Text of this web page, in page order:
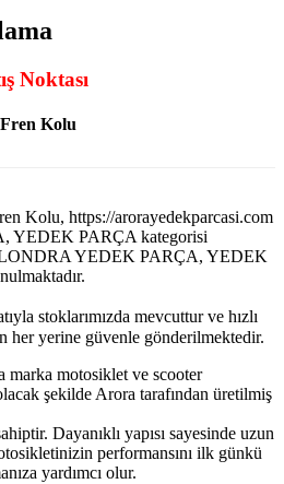
Noktası
Kolu
Kolu, https://arorayedekparcasi.com
YEDEK PARÇA kategorisi
LONDRA YEDEK PARÇA, YEDEK
stoklarımızda mevcuttur ve hızlı
her yerine güvenle gönderilmektedir.
marka motosiklet ve scooter
şekilde Arora tarafından üretilmiş
Dayanıklı yapısı sayesinde uzun
performansını ilk günkü
yardımcı olur.